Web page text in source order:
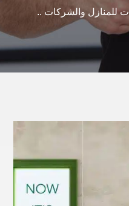
للمنازل والشركات ..